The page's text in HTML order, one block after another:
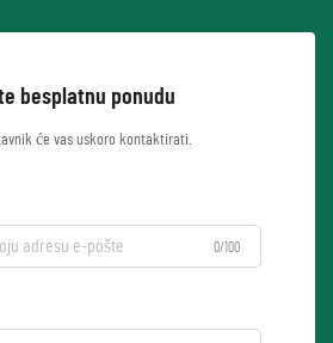
besplatnu ponudu
će vas uskoro kontaktirati.
0/100